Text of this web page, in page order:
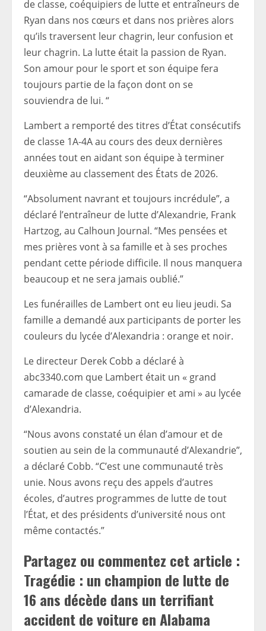
de classe, coéquipiers de lutte et entraîneurs de
Ryan dans nos cœurs et dans nos prières alors
qu’ils traversent leur chagrin, leur confusion et
leur chagrin. La lutte était la passion de Ryan.
Son amour pour le sport et son équipe fera
toujours partie de la façon dont on se
souviendra de lui. “
Lambert a remporté des titres d’État consécutifs
de classe 1A-4A au cours des deux dernières
années tout en aidant son équipe à terminer
deuxième au classement des États de 2026.
“Absolument navrant et toujours incrédule”, a
déclaré l’entraîneur de lutte d’Alexandrie, Frank
Hartzog, au Calhoun Journal. “Mes pensées et
mes prières vont à sa famille et à ses proches
pendant cette période difficile. Il nous manquera
beaucoup et ne sera jamais oublié.”
Les funérailles de Lambert ont eu lieu jeudi. Sa
famille a demandé aux participants de porter les
couleurs du lycée d’Alexandria : orange et noir.
Le directeur Derek Cobb a déclaré à
abc3340.com que Lambert était un « grand
camarade de classe, coéquipier et ami » au lycée
d’Alexandria.
“Nous avons constaté un élan d’amour et de
soutien au sein de la communauté d’Alexandrie”,
a déclaré Cobb. “C’est une communauté très
unie. Nous avons reçu des appels d’autres
écoles, d’autres programmes de lutte de tout
l’État, et des présidents d’université nous ont
même contactés.”
Partagez ou commentez cet article :
Tragédie : un champion de lutte de
16 ans décède dans un terrifiant
accident de voiture en Alabama